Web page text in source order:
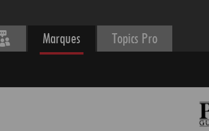
Marques Topics Pro